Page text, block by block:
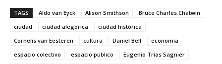
TAGS Aldo van Eyck Alison Smithson
Bruce Charles Chatwin
ciudad
ciudad alegórica
ciudad histórica
Cornelis van Eesteren
cultura Daniel Bell
economía
espacio colectivo
espacio público
Eugenio Trías Sagnier